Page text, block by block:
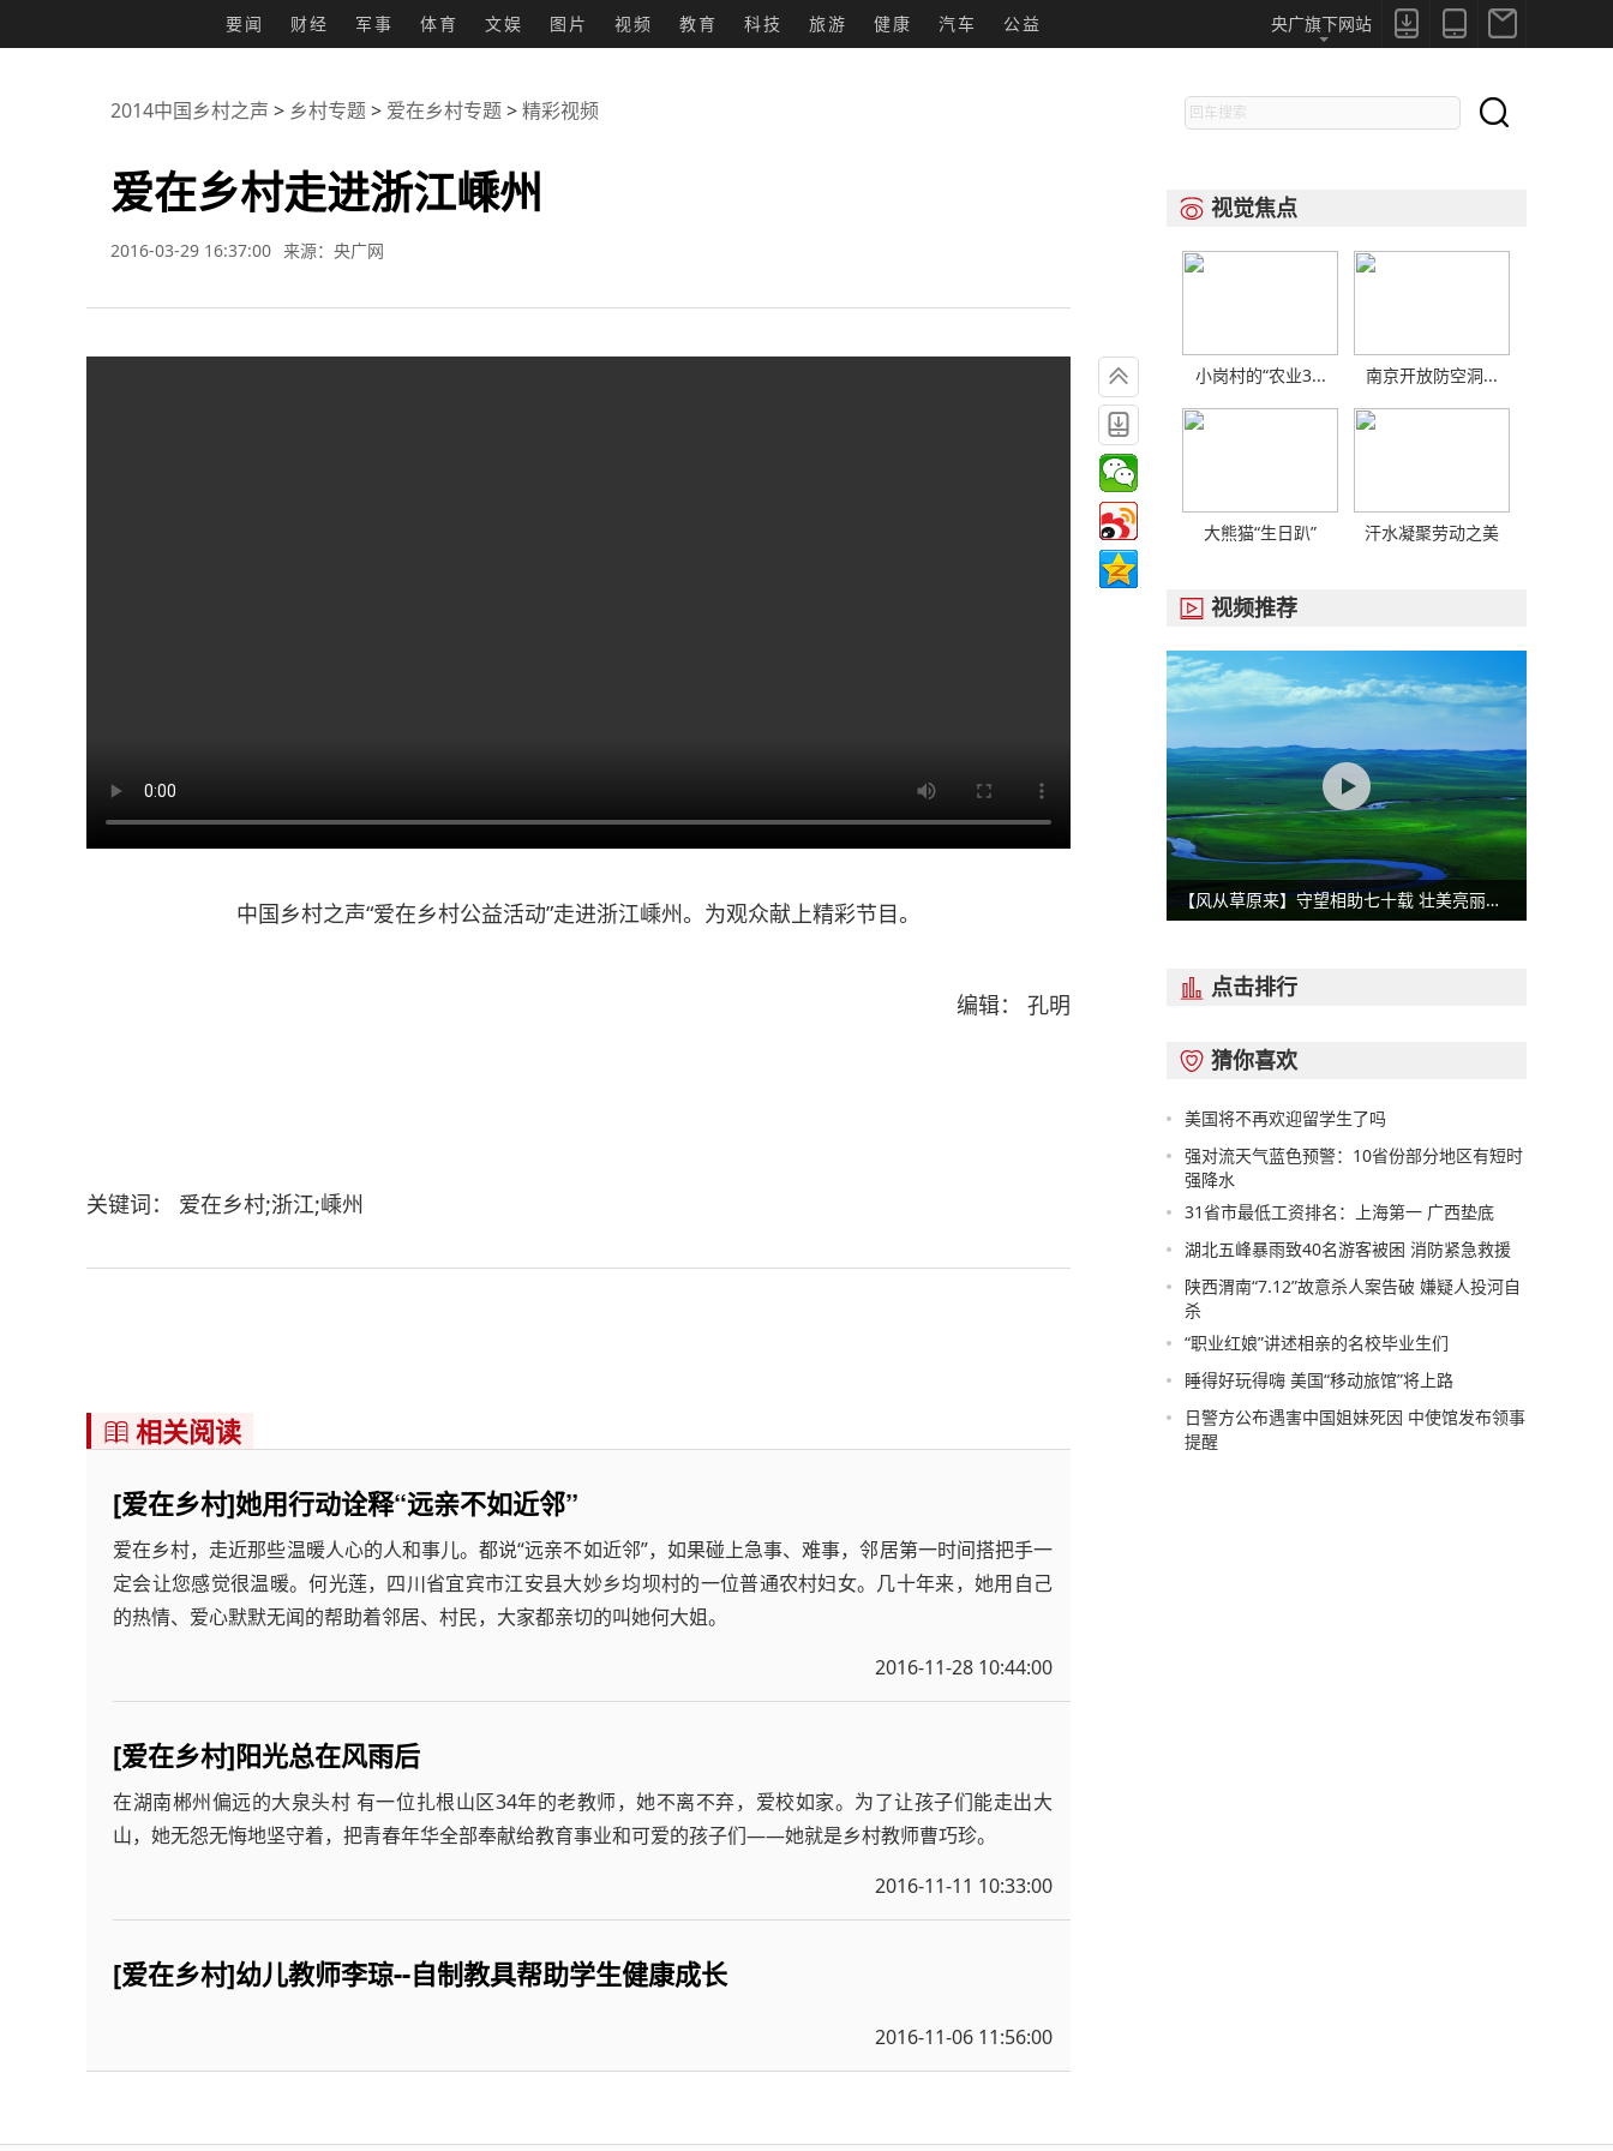
要闻 财经 军事 体育 文娱 图片 视频 教育 科技 旅游 健康 汽车 公益 


央广旗下网站
2014中国乡村之声 > 乡村专题> 爱在乡村专题>精彩视频
爱在乡村走进浙江嵊州
2016-03-29 16:37:00 来源：央广网
中国乡村之声“爱在乡村公益活动”走进浙江嵊州。为观众献上精彩节目。
编辑： 孔明
关键词： 爱在乡村;浙江;嵊州


 相关阅读
[爱在乡村]她用行动诠释“远亲不如近邻”
爱在乡村，走近那些温暖人心的人和事儿。都说“远亲不如近邻”，如果碰上急事、难事，邻居第一时间搭把手一
定会让您感觉很温暖。何光莲，四川省宜宾市江安县大妙乡均坝村的一位普通农村妇女。几十年来，她用自己
的热情、爱心默默无闻的帮助着邻居、村民，大家都亲切的叫她何大姐。
2016-11-28 10:44:00
[爱在乡村]阳光总在风雨后
在湖南郴州偏远的大泉头村 有一位扎根山区34年的老教师，她不离不弃，爱校如家。为了让孩子们能走出大
山，她无怨无悔地坚守着，把青春年华全部奉献给教育事业和可爱的孩子们——她就是乡村教师曹巧珍。
2016-11-11 10:33:00
[爱在乡村]幼儿教师李琼--自制教具帮助学生健康成长
2016-11-06 11:56:00

 视觉焦点
小岗村的“农业3... 南京开放防空洞...
大熊猫“生日趴” 汗水凝聚劳动之美
 视频推荐
【风从草原来】守望相助七十载 壮美亮丽内蒙古
 点击排行
 猜你喜欢
美国将不再欢迎留学生了吗
强对流天气蓝色预警：10省份部分地区有短时
强降水
31省市最低工资排名：上海第一 广西垫底
湖北五峰暴雨致40名游客被困 消防紧急救援
陕西渭南“7.12”故意杀人案告破 嫌疑人投河自
杀
“职业红娘”讲述相亲的名校毕业生们
睡得好玩得嗨 美国“移动旅馆”将上路
日警方公布遇害中国姐妹死因 中使馆发布领事
提醒